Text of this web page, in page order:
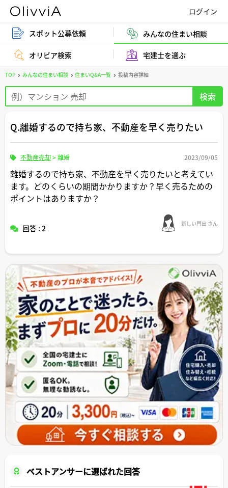
スポット公募依頼 みんなの住まい相談
オリビア検索 宅建士を選ぶ
TOP みんなの住まい相談 住まいQ&A一覧 投稿内容詳細
Q.離婚するので持ち家、不動産を早く売りたい
不動産売却 >離婚 2023/09/05
離婚するので持ち家、不動産を早く売りたいと考えてい
ます。どのくらいの期間かかりますか？早く売るための
ポイントはありますか？
回答 : 2 新しい門出 さん
ベストアンサーに選ばれた回答